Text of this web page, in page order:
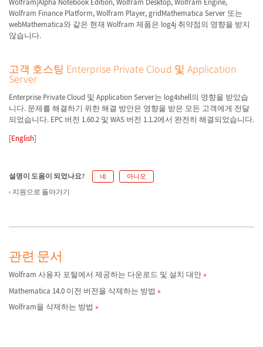
Wolfram Finance Platform, Wolfram Player, gridMathematica Server 또는
webMathematica와 같은 현재 Wolfram 제품은 log4j 취약점의 영향을 받지
않습니다.
고객 호스팅 Enterprise Private Cloud 및 Application
Server
Enterprise Private Cloud 및 Application Server는 log4shell의 영향을 받았습
니다. 문제를 해결하기 위한 해결 방안은 영향을 받은 모든 고객에게 전달
되었습니다. EPC 버전 1.60.2 및 WAS 버전 1.1.2에서 완전히 해결되었습니다.
[English]
설명이 도움이 되었나요? 네 아니오
지원으로 돌아가기
관련 문서
Wolfram 사용자 포털에서 제공하는 다운로드 및 설치 대안
Mathematica 14.0 이전 버전을 삭제하는 방법
Wolfram을 삭제하는 방법